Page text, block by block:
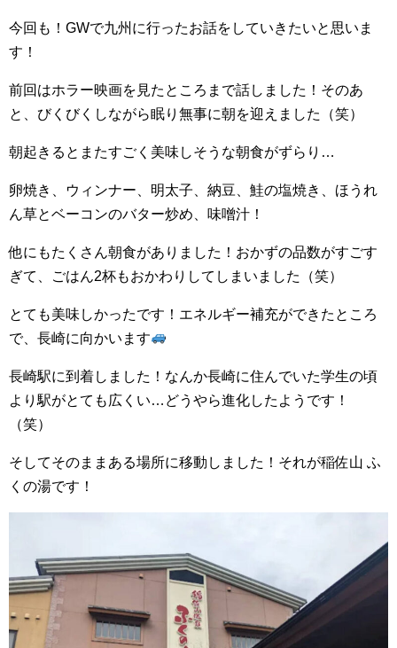
今回も！GWで九州に行ったお話をしていきたいと思いま
す！
前回はホラー映画を見たところまで話しました！そのあ
と、びくびくしながら眠り無事に朝を迎えました（笑）
朝起きるとまたすごく美味しそうな朝食がずらり…
卵焼き、ウィンナー、明太子、納豆、鮭の塩焼き、ほうれ
ん草とベーコンのバター炒め、味噌汁！
他にもたくさん朝食がありました！おかずの品数がすごす
ぎて、ごはん2杯もおかわりしてしまいました（笑）
とても美味しかったです！エネルギー補充ができたところ
で、長崎に向かいます
長崎駅に到着しました！なんか長崎に住んでいた学生の頃
より駅がとても広くい…どうやら進化したようです！
（笑）
そしてそのままある場所に移動しました！それが稲佐山 ふ
くの湯です！